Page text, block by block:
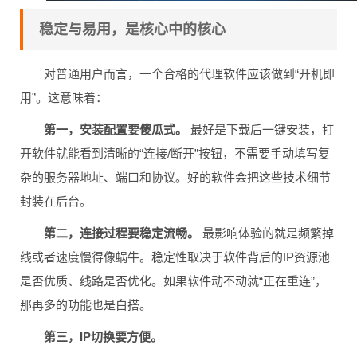
稳定与易用，是核心中的核心
对普通用户而言，一个合格的代理软件应该做到“开机即
用”。这意味着：
第一，安装配置要傻瓜式。
最好是下载后一键安装，打
开软件就能看到清晰的“连接/断开”按钮，不需要手动填写复
杂的服务器地址、端口和协议。好的软件会把这些技术细节
封装在后台。
第二，连接过程要稳定流畅。
最影响体验的就是频繁掉
线或者速度慢得像蜗牛。稳定性取决于软件背后的IP资源池
是否优质、线路是否优化。如果软件动不动就“正在重连”，
那再多的功能也是白搭。
第三，IP切换要方便。